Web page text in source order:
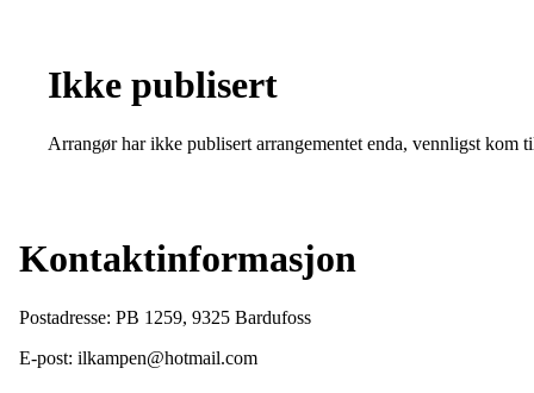
Ikke publisert
Arrangør har ikke publisert arrangementet enda, vennligst kom
Kontaktinformasjon
Postadresse: PB 1259, 9325 Bardufoss
E-post: ilkampen@hotmail.com